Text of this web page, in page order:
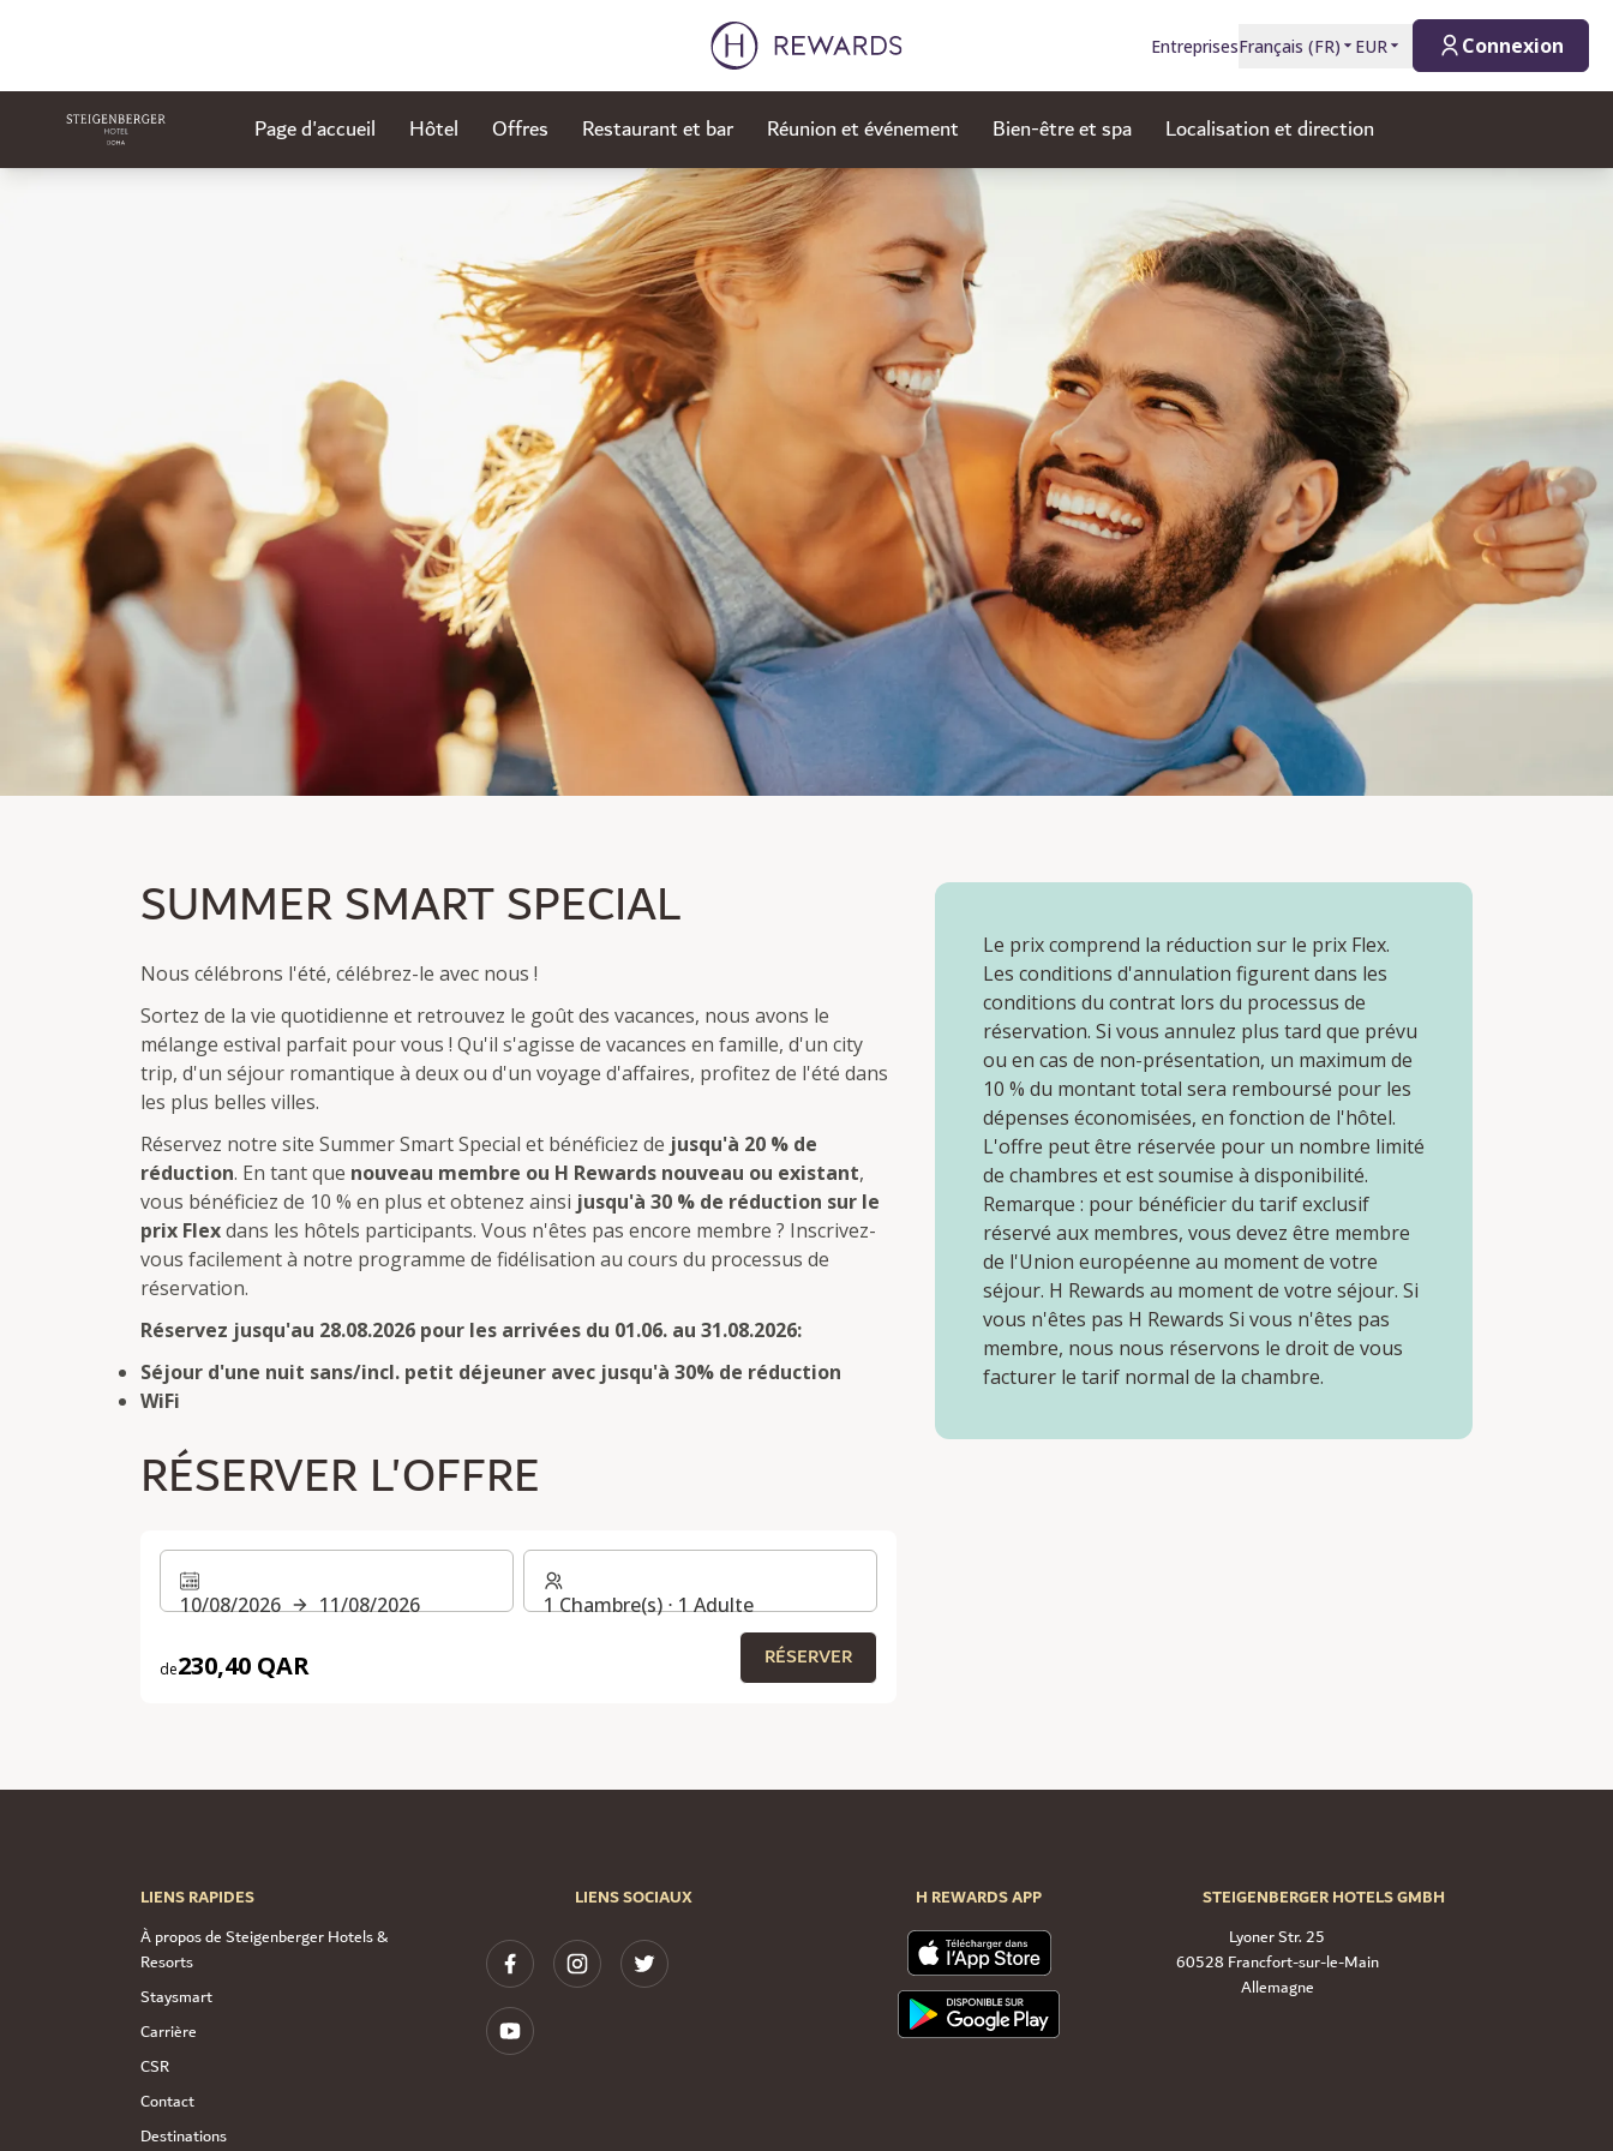
EntreprisesFrançais (FR) EUR Connexion
Page d'accueil Hôtel Offres Restaurant et bar Réunion et événement Bien-être et spa Localisation et direction
Devenez membre et économisez jusqu'à 30 %.
Nuitée excl./incl. petit déjeuner
SUMMER SMART SPECIAL
Nous célébrons l'été, célébrez-le avec nous !
Sortez de la vie quotidienne et retrouvez le goût des vacances, nous avons le
mélange estival parfait pour vous ! Qu'il s'agisse de vacances en famille, d'un city
trip, d'un séjour romantique à deux ou d'un voyage d'affaires, profitez de l'été dans
les plus belles villes.
Réservez notre site Summer Smart Special et bénéficiez de jusqu'à 20 % de
réduction. En tant que nouveau membre ou H Rewards nouveau ou existant,
vous bénéficiez de 10 % en plus et obtenez ainsi jusqu'à 30 % de réduction sur le
prix Flexdans les hôtels participants. Vous n'êtes pas encore membre ? Inscrivez-
vous facilement à notre programme de fidélisation au cours du processus de
réservation.
Réservez jusqu'au 28.08.2026 pour les arrivées du 01.06. au 31.08.2026:
Séjour d'une nuit sans/incl. petit déjeuner avec jusqu'à 30% de réduction
WiFi
RÉSERVER L'OFFRE
10/08/2026 11/08/2026
de230,40 QAR
1 Chambre(s) ⋅ 1 Adulte
RÉSERVER
Le prix comprend la réduction sur le prix Flex.
Les conditions d'annulation figurent dans les
conditions du contrat lors du processus de
réservation. Si vous annulez plus tard que prévu
ou en cas de non-présentation, un maximum de
10 % du montant total sera remboursé pour les
dépenses économisées, en fonction de l'hôtel.
L'offre peut être réservée pour un nombre limité
de chambres et est soumise à disponibilité.
Remarque : pour bénéficier du tarif exclusif
réservé aux membres, vous devez être membre
de l'Union européenne au moment de votre
séjour. H Rewards au moment de votre séjour. Si
vous n'êtes pas H Rewards Si vous n'êtes pas
membre, nous nous réservons le droit de vous
facturer le tarif normal de la chambre.
LIENS RAPIDES
À propos de Steigenberger Hotels &
Resorts
Staysmart
Carrière
CSR
Contact
Destinations
LIENS SOCIAUX H REWARDS APP
STEIGENBERGER HOTELS GMBH
Lyoner Str. 25
60528 Francfort-sur-le-Main
Allemagne